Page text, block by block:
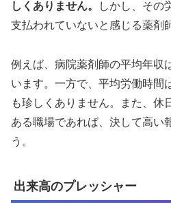
しくありません。 しかし、その
支払われていないと感じる薬剤
例えば、病院薬剤師の平均年収
います。一方で、平均労働時間
も珍しくありません。また、休
ある職場であれば、決して高い
う。
出来高のプレッシャー